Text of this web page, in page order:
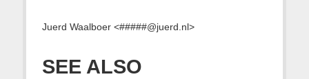
Juerd Waalboer <#####@juerd.nl>
SEE ALSO